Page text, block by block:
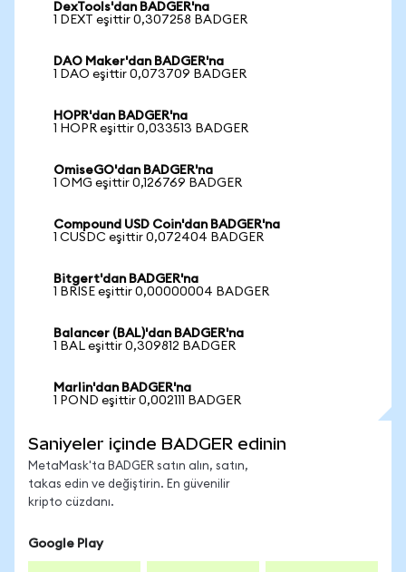
DexTools'dan BADGER'na
1 DEXT eşittir 0,307258 BADGER
DAO Maker'dan BADGER'na
1 DAO eşittir 0,073709 BADGER
HOPR'dan BADGER'na
1 HOPR eşittir 0,033513 BADGER
OmiseGO'dan BADGER'na
1 OMG eşittir 0,126769 BADGER
Compound USD Coin'dan BADGER'na
1 CUSDC eşittir 0,072404 BADGER
Bitgert'dan BADGER'na
1 BRISE eşittir 0,00000004 BADGER
Balancer (BAL)'dan BADGER'na
1 BAL eşittir 0,309812 BADGER
Marlin'dan BADGER'na
1 POND eşittir 0,002111 BADGER
Saniyeler içinde BADGER edinin
MetaMask'ta BADGER satın alın, satın,
takas edin ve değiştirin. En güvenilir
kripto cüzdanı.
Google Play